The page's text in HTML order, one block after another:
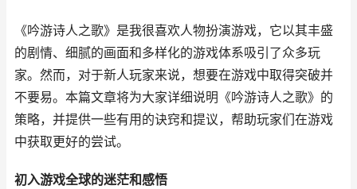
《吟游诗人之歌》是我很喜欢人物扮演游戏，它以其丰盛
的剧情、细腻的画面和多样化的游戏体系吸引了众多玩
家。然而，对于新人玩家来说，想要在游戏中取得突破并
不要易。本篇文章将为大家详细说明《吟游诗人之歌》的
策略，并提供一些有用的诀窍和提议，帮助玩家们在游戏
中获取更好的尝试。
初入游戏全球的迷茫和感悟